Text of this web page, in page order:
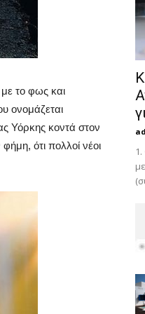
το φως και
ονομάζεται
Υόρκης κοντά στον
ότι πολλοί νέοι